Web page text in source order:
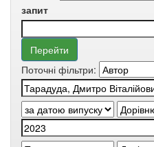
запит
Поточні фільтри: